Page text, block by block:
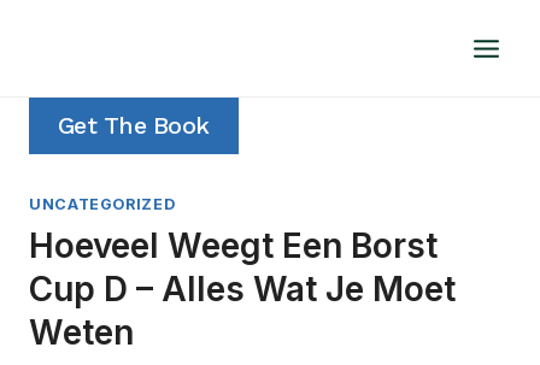
Get The Book
UNCATEGORIZED
Hoeveel Weegt Een Borst
Cup D – Alles Wat Je Moet
Weten